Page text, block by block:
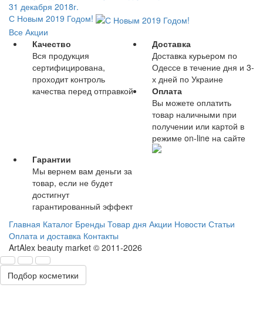
31 декабря 2018г.
С Новым 2019 Годом!
Все Акции
Качество
Вся продукция
сертифицирована,
проходит контроль
качества перед отправкой
Доставка
Доставка курьером по
Одессе в течение дня и 3-
х дней по Украине
Оплата
Вы можете оплатить
товар наличными при
получении или картой в
режиме on-line на сайте
Гарантии
Мы вернем вам деньги за
товар, если не будет
достигнут
гарантированный эффект
Главная Каталог Бренды Товар дня Акции Новости Статьи
Оплата и доставка Контакты
ArtAlex beauty market © 2011-2026
Подбор косметики